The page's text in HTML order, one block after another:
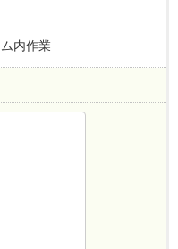
内作業